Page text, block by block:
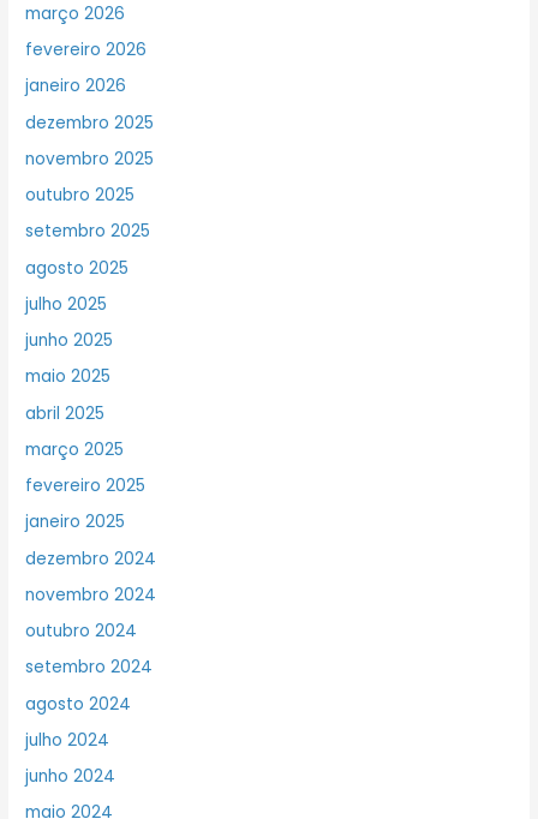
março 2026
fevereiro 2026
janeiro 2026
dezembro 2025
novembro 2025
outubro 2025
setembro 2025
agosto 2025
julho 2025
junho 2025
maio 2025
abril 2025
março 2025
fevereiro 2025
janeiro 2025
dezembro 2024
novembro 2024
outubro 2024
setembro 2024
agosto 2024
julho 2024
junho 2024
maio 2024